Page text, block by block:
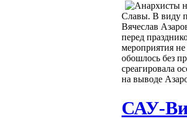
Славы. В виду
Вячеслав
перед
мероприятия
обошлось без
среагировала
на выводе
САУ-